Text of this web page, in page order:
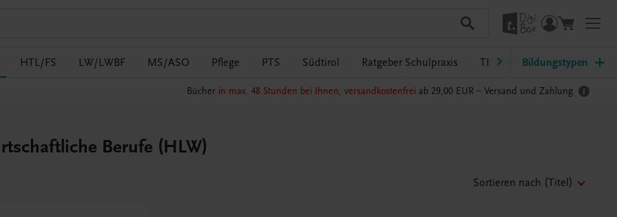
HTL/FS LW/LWBF MS/ASO Pflege PTS Südtirol Ratgeber Schulpraxis TRAUNER-DigiBox
Bildungstypen
Bücher in max. 48 Stunden bei Ihnen, versandkostenfrei ab 29,00 EUR – Versand und Zahlung
Berufe (HLW)
Sortieren nach (Titel)